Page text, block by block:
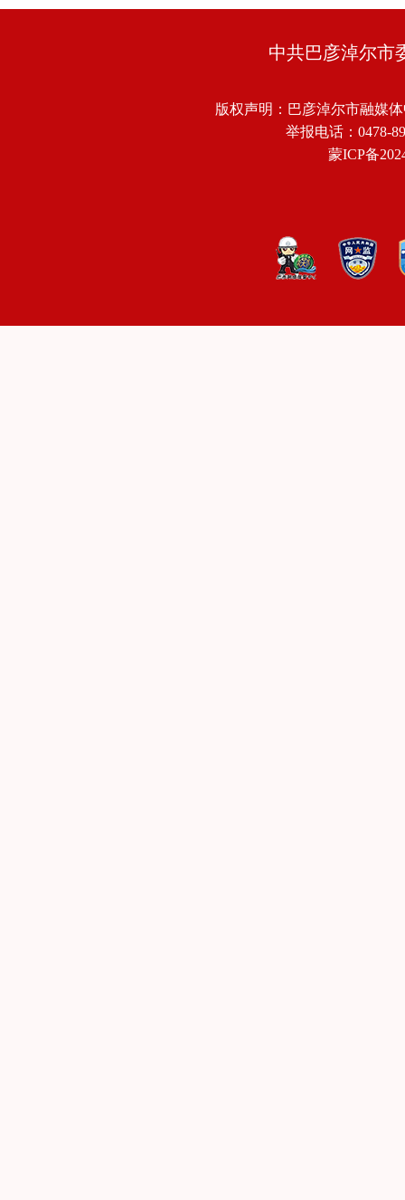
中共巴彦淖尔市
版权声明：巴彦淖尔市融媒
举报电话：0478-
蒙ICP备